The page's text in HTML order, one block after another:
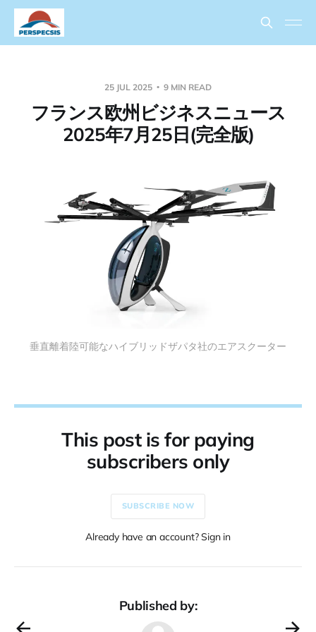
25 JUL 2025 9 MIN READ
フランス欧州ビジネスニュース
2025年7月25日(完全版)
垂直離着陸可能なハイブリッドザパタ社のエアスクーター
This post is for paying
subscribers only
SUBSCRIBE NOW
Already have an account? Sign in
Published by: